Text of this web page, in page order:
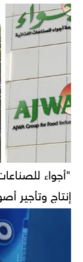
"أجواء
إنتاج وتأجير